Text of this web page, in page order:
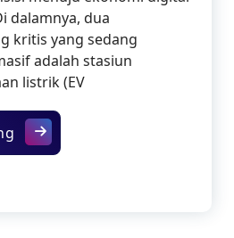
dalamnya, dua
kritis yang sedang
adalah stasiun
listrik (EV
Membangun Masa Depan